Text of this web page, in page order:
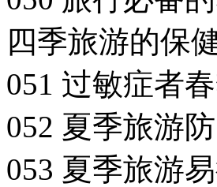
四季旅游的保
051 过敏症者
052 夏季旅游
053 夏季旅游